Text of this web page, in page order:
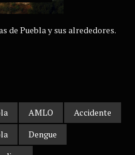
de Puebla y sus alrededores.
AMLO
Accidente
Dengue